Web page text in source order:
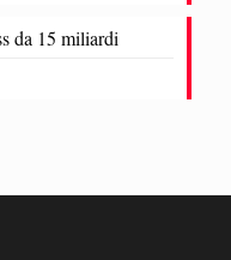
da 15 miliardi